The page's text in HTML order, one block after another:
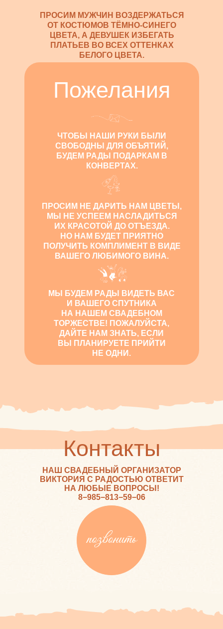
ПРОСИМ МУЖЧИН ВОЗДЕРЖАТЬСЯ
ОТ КОСТЮМОВ ТЁМНО-СИНЕГО
ЦВЕТА, А ДЕВУШЕК ИЗБЕГАТЬ
ПЛАТЬЕВ ВО ВСЕХ ОТТЕНКАХ
БЕЛОГО ЦВЕТА.
ЧТОБЫ НАШИ РУКИ БЫЛИ
СВОБОДНЫ ДЛЯ ОБЪЯТИЙ,
БУДЕМ РАДЫ ПОДАРКАМ В
КОНВЕРТАХ.
Пожелания
ПРОСИМ НЕ ДАРИТЬ НАМ ЦВЕТЫ,
МЫ НЕ УСПЕЕМ НАСЛАДИТЬСЯ
ИХ КРАСОТОЙ ДО ОТЪЕЗДА.
НО НАМ БУДЕТ ПРИЯТНО
ПОЛУЧИТЬ КОМПЛИМЕНТ В ВИДЕ
ВАШЕГО ЛЮБИМОГО ВИНА.
МЫ БУДЕМ РАДЫ ВИДЕТЬ ВАС
И ВАШЕГО СПУТНИКА
НА НАШЕМ СВАДЕБНОМ
ТОРЖЕСТВЕ! ПОЖАЛУЙСТА,
ДАЙТЕ НАМ ЗНАТЬ, ЕСЛИ
ВЫ ПЛАНИРУЕТЕ ПРИЙТИ
НЕ ОДНИ.
НАШ СВАДЕБНЫЙ ОРГАНИЗАТОР
ВИКТОРИЯ С РАДОСТЬЮ ОТВЕТИТ
НА ЛЮБЫЕ ВОПРОСЫ!
8−985−813−59−06
Контакты